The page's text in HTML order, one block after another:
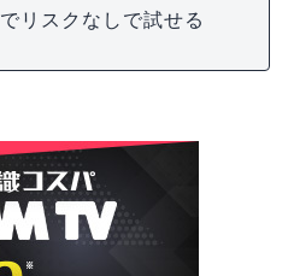
でリスクなしで試せる